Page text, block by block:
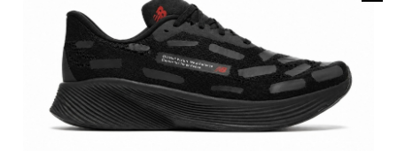
New Balance 996 Черные
7 490 р.
12 600 р.
Размеры в наличии:41 424344 45